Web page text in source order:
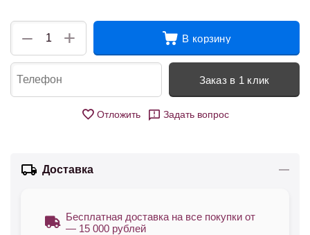
+
− В корзину
Заказ в 1 клик
Отложить Задать вопрос
Доставка
Бесплатная доставка на все покупки от
— 15 000 рублей